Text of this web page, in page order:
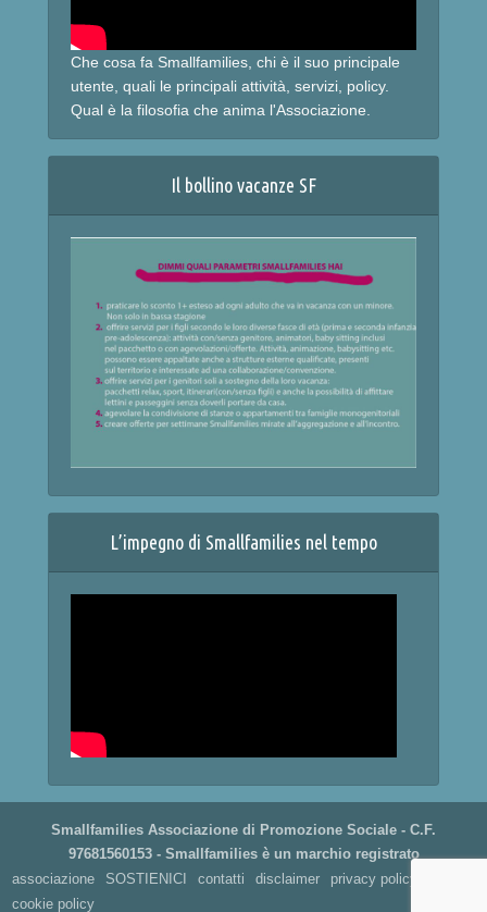
Che cosa fa Smallfamilies, chi è il suo principale
utente, quali le principali attività, servizi, policy.
Qual è la filosofia che anima l'Associazione.
Il bollino vacanze SF
L’impegno di Smallfamilies nel tempo
Smallfamilies Associazione di Promozione Sociale - C.F.
97681560153 - Smallfamilies è un marchio registrato
associazione
SOSTIENICI contatti disclaimer
privacy policy
cookie policy